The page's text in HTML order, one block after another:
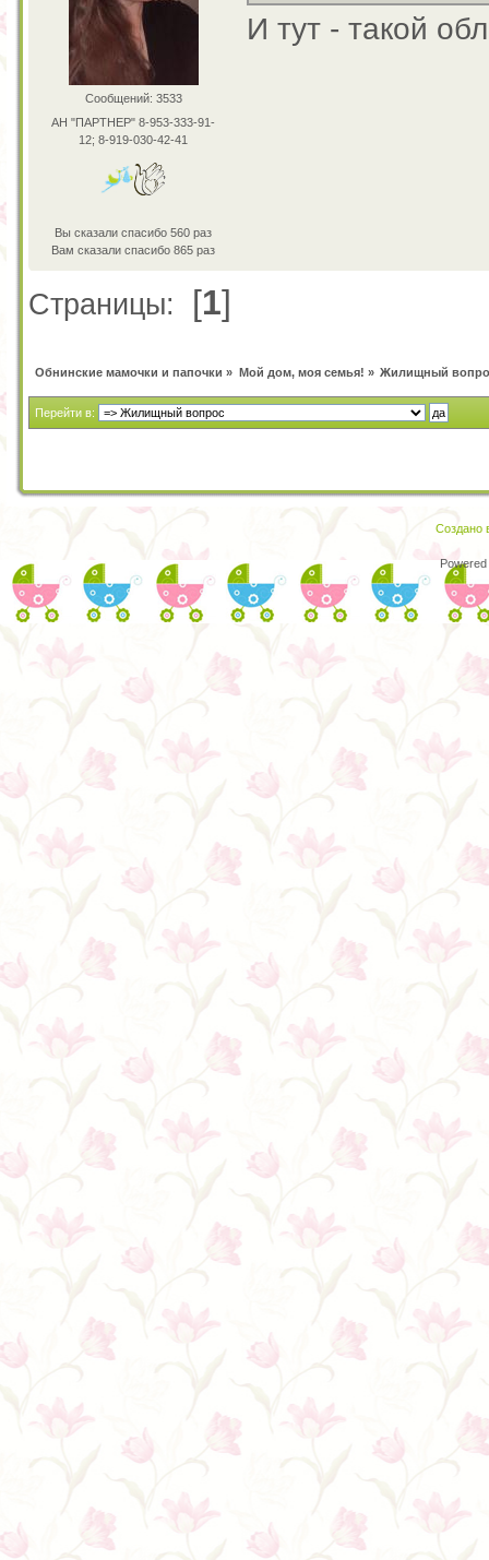
Сообщений: 3533
АН "ПАРТНЕР" 8-953-333-91-
12; 8-919-030-42-41
Вы сказали спасибо 560 раз
Вам сказали спасибо 865 раз
И тут - такой
Страницы: [1]
Обнинские мамочки и папочки » Мой дом, моя семья! » Жилищный
Перейти в:
Создано